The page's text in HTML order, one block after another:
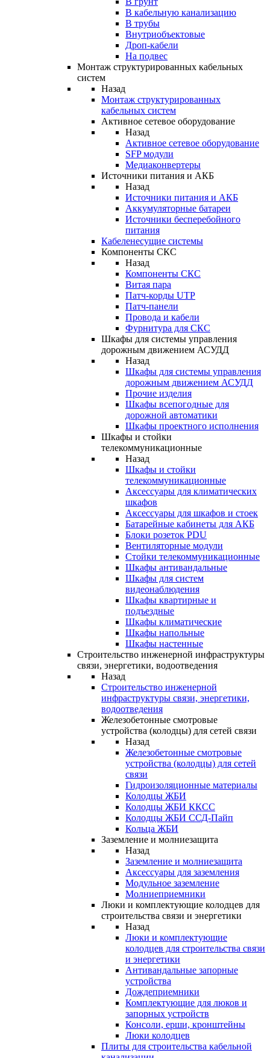
В кабельную канализацию
В трубы
Внутриобъектовые
Дроп-кабели
На подвес
Монтаж структурированных кабельных
систем
Назад
Монтаж структурированных
кабельных систем
Активное сетевое оборудование
Назад
Активное сетевое оборудование
SFP модули
Медиаконвертеры
Источники питания и АКБ
Назад
Источники питания и АКБ
Аккумуляторные батареи
Источники бесперебойного
питания
Кабеленесущие системы
Компоненты СКС
Назад
Компоненты СКС
Витая пара
Патч-корды UTP
Патч-панели
Провода и кабели
Фурнитура для СКС
Шкафы для системы управления
дорожным движением АСУДД
Назад
Шкафы для системы управления
дорожным движением АСУДД
Прочие изделия
Шкафы всепогодные для
дорожной автоматики
Шкафы проектного исполнения
Шкафы и стойки
телекоммуникационные
Назад
Шкафы и стойки
телекоммуникационные
Аксессуары для климатических
шкафов
Аксессуары для шкафов и стоек
Батарейные кабинеты для АКБ
Блоки розеток PDU
Вентиляторные модули
Стойки телекоммуникационные
Шкафы антивандальные
Шкафы для систем
видеонаблюдения
Шкафы квартирные и
подъездные
Шкафы климатические
Шкафы напольные
Шкафы настенные
Строительство инженерной инфраструктуры
связи, энергетики, водоотведения
Назад
Строительство инженерной
инфраструктуры связи, энергетики,
водоотведения
Железобетонные смотровые
устройства (колодцы) для сетей связи
Назад
Железобетонные смотровые
устройства (колодцы) для сетей
связи
Гидроизоляционные материалы
Колодцы ЖБИ
Колодцы ЖБИ ККСС
Колодцы ЖБИ ССД-Пайп
Кольца ЖБИ
Заземление и молниезащита
Назад
Заземление и молниезащита
Аксессуары для заземления
Модульное заземление
Молниеприемники
Люки и комплектующие колодцев для
строительства связи и энергетики
Назад
Люки и комплектующие
колодцев для строительства связи
и энергетики
Антивандальные запорные
устройства
Дождеприемники
Комплектующие для люков и
запорных устройств
Консоли, ерши, кронштейны
Люки колодцев
Плиты для строительства кабельной